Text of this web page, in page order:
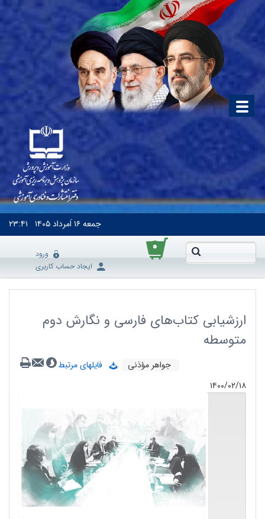
جمعه۱۶ اَمرداد ۱۴۰۵ ۲۳:۴۱
۰
ورود
ایجاد حساب کاربری
ارزشیابی کتاب‌های فارسی و نگارش دوم
متوسطه
جواهر مؤذنی
فایلهای مرتبط
۱۴۰۰/۰۲/۱۸